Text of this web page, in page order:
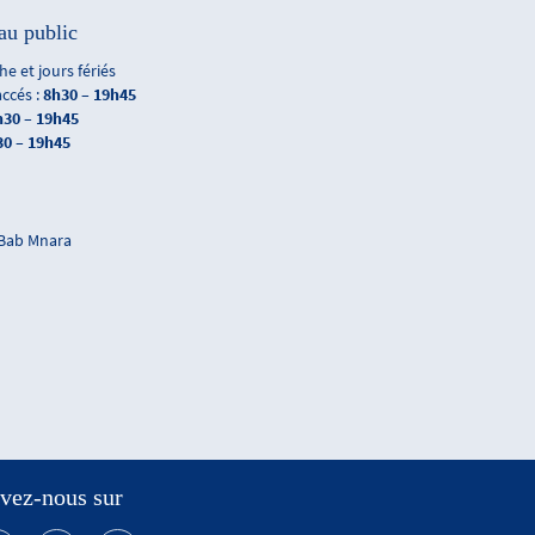
public
et jours fériés
:8h30 – 19h45
– 19h45
– 19h45
Mnara
nous sur